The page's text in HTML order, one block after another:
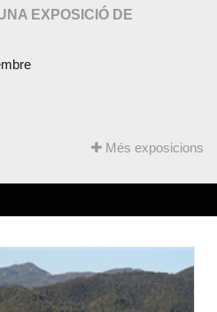
EXPOSICIÓ DE
Més exposicions